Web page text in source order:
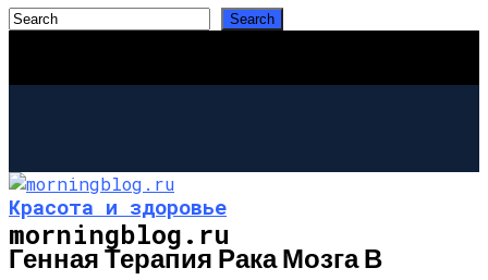
morningblog.ru
Красота и здоровье
Генная Терапия Рака Мозга В